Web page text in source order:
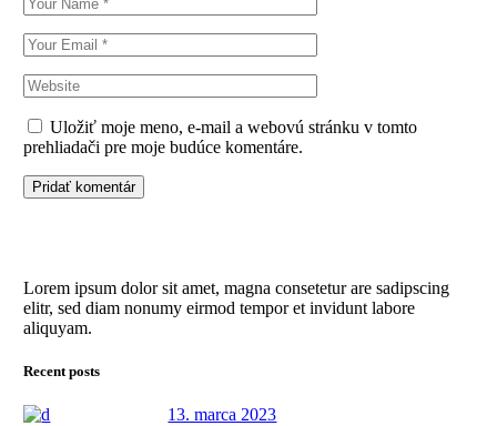
Uložiť moje meno, e-mail a webovú stránku v tomto
prehliadači pre moje budúce komentáre.
Pridať komentár
Lorem ipsum dolor sit amet, magna consetetur are sadipscing
elitr, sed diam nonumy eirmod tempor et invidunt labore
aliquyam.
Recent posts
13. marca 2023